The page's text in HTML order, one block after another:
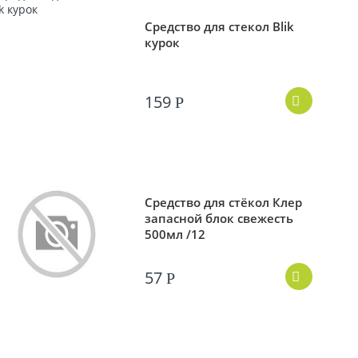
Средство для стекол Blik
курок
159 Р
Средство для стёкол Клер
запасной блок свежесть
500мл /12
57 Р